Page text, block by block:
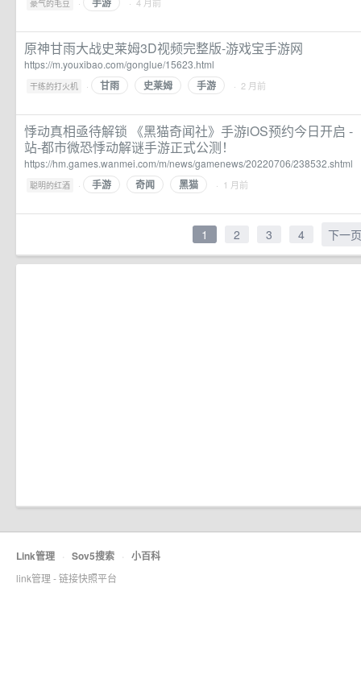
豪气的毛豆
原神甘雨大战史莱姆3D视频完整版-游戏宝手游网
https://m.youxibao.com/gonglue/15623.html
干练的打火机 · 甘雨 史莱姆 手游 · 2 月前
悸动真相亟待解锁 《黑猫奇闻社》手游iOS预约今日开启 -
站-都市微恐悸动解谜手游正式公测！
https://hm.games.wanmei.com/m/news/gamenews/20220706/238532.shtml
聪明的红酒 · 手游 奇闻 黑猫 · 1 月前
1 2 3 4 下一页
Link管理 · Sov5搜索 · 小百科
link管理 - 链接快照平台